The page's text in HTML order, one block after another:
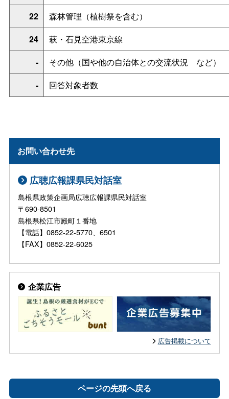
22
森林管理（植樹祭を含む）
24
萩・石見空港東京線
-
その他（国や他の自治体との交流状況 など）
-
回答対象者数
お問い合わせ先
広聴広報課県民対話室
島根県政策企画局広聴広報課県民対話室
〒690-8501
島根県松江市殿町１番地
【電話】0852-22-5770、6501
【FAX】0852-22-6025
企業広告
広告掲載について
ページの先頭へ戻る